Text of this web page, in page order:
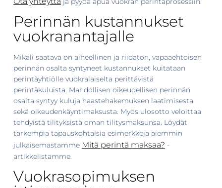
Perinnän kustannukset
vuokranantajalle
Mikäli saatava on aiheellinen ja riidaton, vapaaehtoisen
perinnän osalta syntyneet kustannukset kuitataan
perintäyhtiölle vuokralaiselta perittävistä
perintäkuluista. Mahdollisen oikeudellisen perinnän
osalta syntyy kuluja haastehakemuksen laatimisesta
sekä oikeudenkäyntimaksusta. Myös ulosotto veloittaa
tehdyistä tilityksistä oman tilitysmaksunsa. Löydät
tarkempia tapauskohtaisia esimerkkejä aiemmin
julkaisemastamme Mitä perintä maksaa? -
artikkelistamme.
Vuokrasopimuksen